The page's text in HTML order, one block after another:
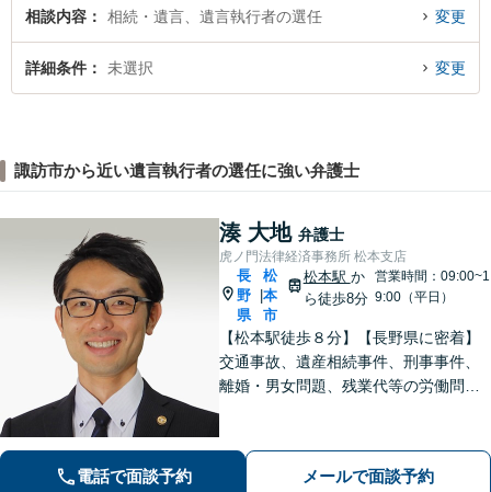
相談内容 相続・遺言、遺言執行者の選任 変更
詳細条件 未選択 変更
諏訪市から近い遺言執行者の選任に強い弁護士
湊 大地 弁護士
虎ノ門法律経済事務所 松本支店
長
野
県
松
本
市
松本駅 か
ら徒歩8分
営業時間：09:00~1
9:00（平日）
【松本駅徒歩８分】【長野県に密着】
交通事故、遺産相続事件、刑事事件、
離婚・男女問題、残業代等の労働問題
頼者様と共に歩みます。お一人で悩ま
ず是非ご相談ください。
電話で面談予約 メールで面談予約